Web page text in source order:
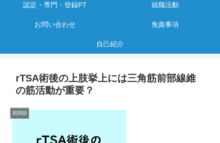
認定・専門・登録PT 就職活動
お問い合わせ 免責事項
自己紹介
rTSA術後の上肢挙上には三角筋前部線維
の筋活動が重要？
肩関節